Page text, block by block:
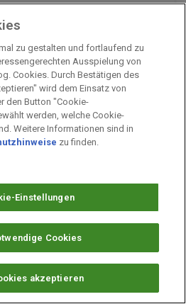
zu gestalten und fortlaufend zu
Ausspielung von
Cookies. Durch Bestätigen des
wird dem Einsatz von
den Button "Cookie-
werden, welche Cookie-
Weitere Informationen sind in
zu finden.
Einstellungen
Cookies
akzeptieren